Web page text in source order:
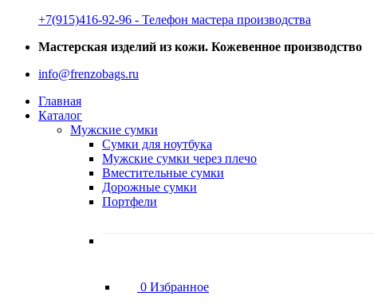
‭+7(915)416-92-96 ‬- Телефон мастера производства
Мастерская изделий из кожи. Кожевенное производство
info@frenzobags.ru
Главная
Каталог
Мужские сумки
Сумки для ноутбука
Мужские сумки через плечо
Вместительные сумки
Дорожные сумки
Портфели
0 Избранное